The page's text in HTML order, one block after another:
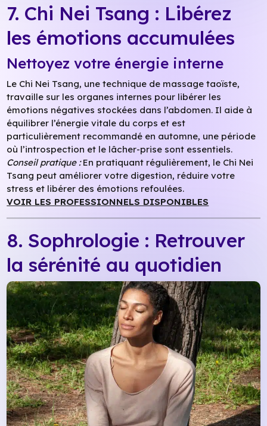
7. Chi Nei Tsang : Libérez
les émotions accumulées
Nettoyez votre énergie interne
Le Chi Nei Tsang, une technique de massage taoïste,
travaille sur les organes internes pour libérer les
émotions négatives stockées dans l’abdomen. Il aide à
équilibrer l’énergie vitale du corps et est
particulièrement recommandé en automne, une période
où l’introspection et le lâcher-prise sont essentiels.
Conseil pratique :En pratiquant régulièrement, le Chi Nei
Tsang peut améliorer votre digestion, réduire votre
stress et libérer des émotions refoulées.
VOIR LES PROFESSIONNELS DISPONIBLES
8. Sophrologie : Retrouver
la sérénité au quotidien